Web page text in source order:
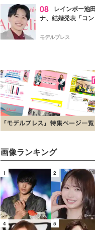
08
レインボー池
ナ、結婚発表「コ
点変更のため
モデルプレス
画像ランキング
1 2
4 5